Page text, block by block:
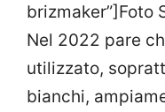
brizmaker”]Foto
Nel 2022 pare
utilizzato,
bianchi,